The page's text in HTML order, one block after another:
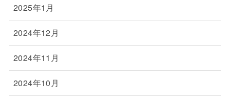
2025年1月
2024年12月
2024年11月
2024年10月